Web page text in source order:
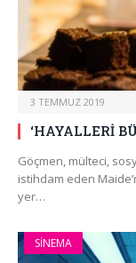
3 TEMMUZ 2019
‘HAYALLERİ
Göçmen, mülteci,
istihdam eden
yer…
SINEMA